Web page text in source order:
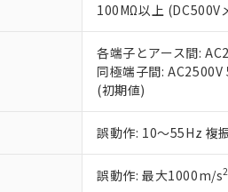
100MΩ以上 (DC500V
各端子とアース間:
同極端子間:
(初期値)
誤動作: 10～55Hz 複
誤動作: 最大1000m/s2
さい。
※当社の共同
いる法人を
下記の非含有証明
EU RoHS指令（
51物質の非含有証
※本証明書は発行
また、RoHS指令
混在することから
り割愛しておりま